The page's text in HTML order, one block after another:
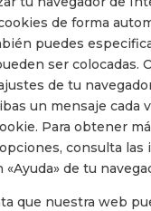
de forma
puedes
ser colocadas.
de tu
un mensaje cada
Para obtener
consulta las
«Ayuda» de tu
que nuestra web